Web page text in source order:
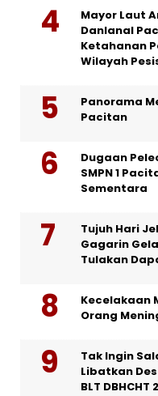
Mayor Laut
Danlanal
Ketahanan
Wilayah
Panorama
Pacitan
Dugaan
SMPN 1
Sementara
Tujuh Hari
Gagarin
Tulakan
Kecelakaan
Orang
Tak Ingin
Libatkan
BLT DBHCHT